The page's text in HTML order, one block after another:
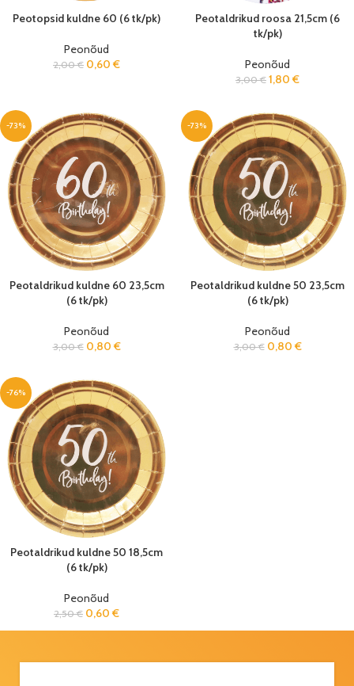
Peotopsid kuldne 60 (6 tk/pk)
Peonõud
2,00€ 0,60 €
Peotaldrikud roosa 21,5cm (6
tk/pk)
Peonõud
3,00€ 1,80 €
-73%
Peotaldrikud kuldne 60 23,5cm
(6 tk/pk)
Peonõud
3,00€ 0,80 €
-73%
Peotaldrikud kuldne 50 23,5cm
(6 tk/pk)
Peonõud
3,00€ 0,80 €
-76%
Peotaldrikud kuldne 50 18,5cm
(6 tk/pk)
Peonõud
2,50€ 0,60 €